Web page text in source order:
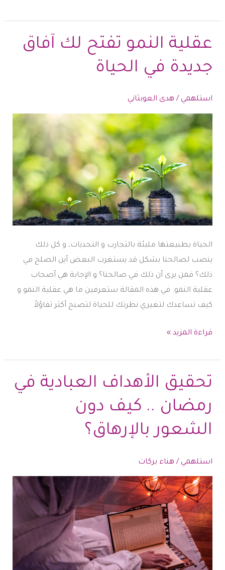
للإنتاجية
في
الصعبة
عقلية النمو تفتح لك آفاق
جديدة في الحياة
استلهمي / هدى العوبثاني
الحياة بطبيعتها مليئة بالتجارب و التحديات، و كل ذلك
ينصب لصالحنا بشكل قد يستغرب البعض أين الصلح في
ذلك؟ فمن يرى أن ذلك في صالحنا؟ و الإجابة هي أصحاب
عقلية النمو. في هذه المقالة ستعرفين ما هي عقلية النمو و
كيف تساعدك لتغيري نظرتك للحياة لتصبح أكثر تفاؤلاً
عقلية
تفتح
لك
جديدة
في
قراءة المزيد »
تحقيق الأهداف العبادية في
رمضان .. كيف دون
الشعور بالإرهاق؟
استلهمي / هناء بركات